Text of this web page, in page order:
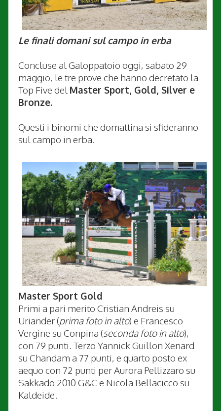
Le finali domani sul campo in erba
Concluse al Galoppatoio oggi, sabato 29
maggio, le tre prove che hanno decretato la
Top Five del Master Sport, Gold, Silver e
Bronze.
Questi i binomi che domattina si sfideranno
sul campo in erba.
Master Sport Gold
Primi a pari merito Cristian Andreis su
Uriander (prima foto in alto) e Francesco
Vergine su Conpina (seconda foto in alto),
con 79 punti. Terzo Yannick Guillon Xenard
su Chandam a 77 punti, e quarto posto ex
aequo con 72 punti per Aurora Pellizzaro su
Sakkado 2010 G&C e Nicola Bellacicco su
Kaldeide.